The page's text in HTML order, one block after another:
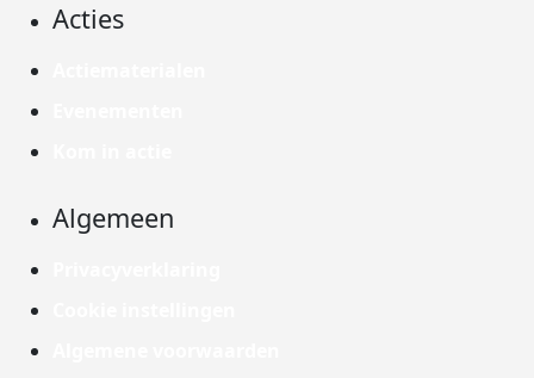
Acties
Algemeen